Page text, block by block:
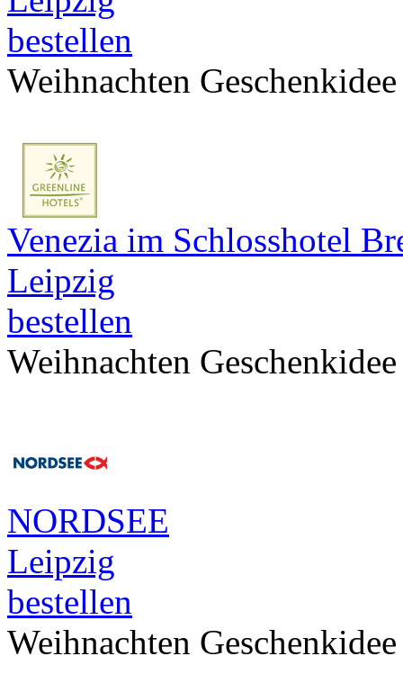
bestellen
Weihnachten Geschenkidee
Venezia im Schlosshotel
Leipzig
bestellen
Weihnachten Geschenkidee
NORDSEE
Leipzig
bestellen
Weihnachten Geschenkidee